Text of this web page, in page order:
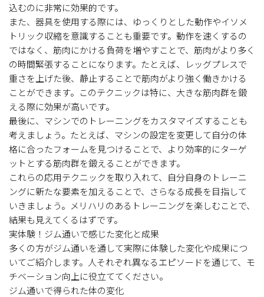
込むのに非常に効果的です。
また、器具を使用する際には、ゆっくりとした動作やイソメ
トリック収縮を意識することも重要です。動作を速くするの
ではなく、筋肉にかける負荷を増やすことで、筋肉がより多く
の時間緊張することになります。たとえば、レッグプレスで
重さを上げた後、静止することで筋肉がより強く働きかける
ことができます。このテクニックは特に、大きな筋肉群を鍛
える際に効果が高いです。
最後に、マシンでのトレーニングをカスタマイズすることも
考えましょう。たとえば、マシンの設定を変更して自分の体
格に合ったフォームを見つけることで、より効率的にターゲ
ットとする筋肉群を鍛えることができます。
これらの応用テクニックを取り入れて、自分自身のトレーニ
ングに新たな要素を加えることで、さらなる成長を目指して
いきましょう。メリハリのあるトレーニングを楽しむことで、
結果も見えてくるはずです。
実体験！ジム通いで感じた変化と成果
多くの方がジム通いを通して実際に体験した変化や成果につ
いてご紹介します。人それぞれ異なるエピソードを通じて、モ
チベーション向上に役立ててください。
ジム通いで得られた体の変化